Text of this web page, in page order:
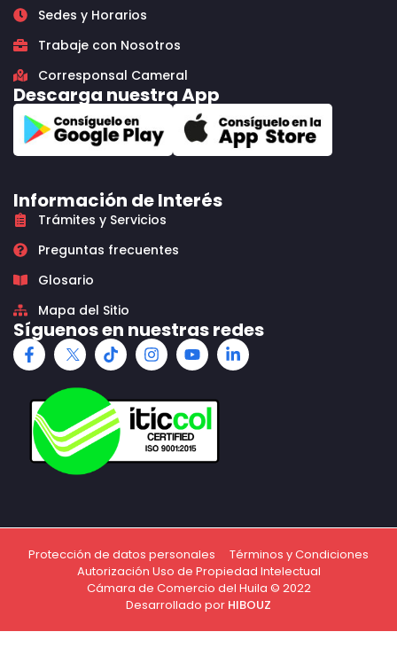
Sedes y Horarios
Trabaje con Nosotros
Corresponsal Cameral
Descarga nuestra App
Información de Interés
Trámites y Servicios
Preguntas frecuentes
Glosario
Mapa del Sitio
Síguenos en nuestras redes
Protección de datos personales
Términos y Condiciones
Autorización Uso de Propiedad Intelectual
Cámara de Comercio del Huila © 2022
Desarrollado por HIBOUZ